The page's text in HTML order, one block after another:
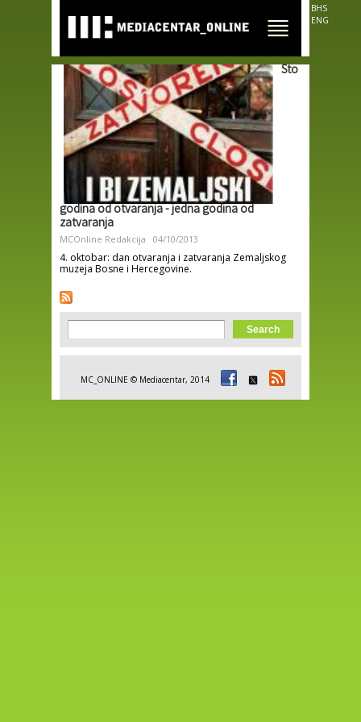
main
content
BHS
ENG
Sto
godina od otvaranja - jedna godina od
zatvaranja
MCOnline Redakcija 04/10/2013
4. oktobar: dan otvaranja i zatvaranja Zemaljskog
muzeja Bosne i Hercegovine.
Search form
Search
MC_ONLINE © Mediacentar, 2014